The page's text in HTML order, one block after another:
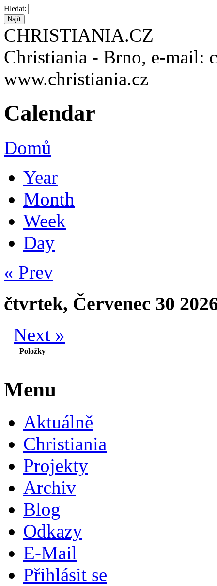
Hledat:
CHRISTIANIA.CZ
Christiania - Brno, e-mail:
www.christiania.cz
Calendar
Domů
Year
Month
Week
Day
« Prev
čtvrtek, Červenec 30
Next »
Položky
Menu
Aktuálně
Christiania
Projekty
Archiv
Blog
Odkazy
E-Mail
Přihlásit se